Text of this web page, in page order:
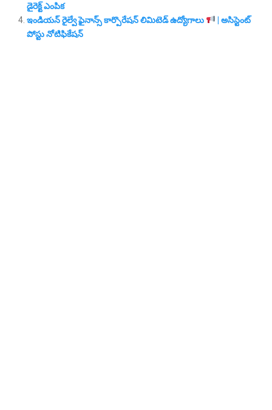
డైరెక్ట్ ఎంపిక
ఇండియన్ రైల్వే ఫైనాన్స్ కార్పొరేషన్ లిమిటెడ్ ఉద్యోగాలు
| అసిస్టెంట్
పోస్టు నోటిఫికేషన్